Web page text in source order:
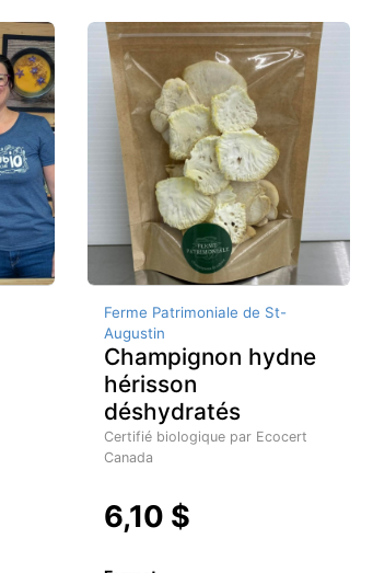
Ferme Patrimoniale de St-
Augustin
Champignon hydne
hérisson
déshydratés
Certifié biologique par Ecocert
Canada
6,10 $